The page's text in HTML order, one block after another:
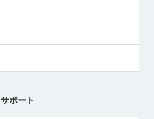
サポート